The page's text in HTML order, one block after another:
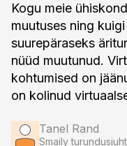
Kogu meie
muutuses ning
suurepäraseks
nüüd muutunud.
kohtumised on
on kolinud
Tanel Rand
Smaily turundusjuht